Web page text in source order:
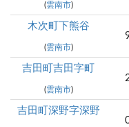
(雲南市)
木次町下熊谷
(雲南市)
吉田町吉田字町
(雲南市)
吉田町深野字深野